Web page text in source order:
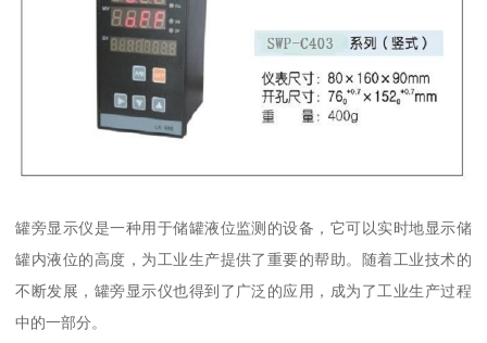
罐旁显示仪是一种用于储罐液位监测的设备，它可以实时地显示储
罐内液位的高度，为工业生产提供了重要的帮助。随着工业技术的
不断发展，罐旁显示仪也得到了广泛的应用，成为了工业生产过程
中的一部分。